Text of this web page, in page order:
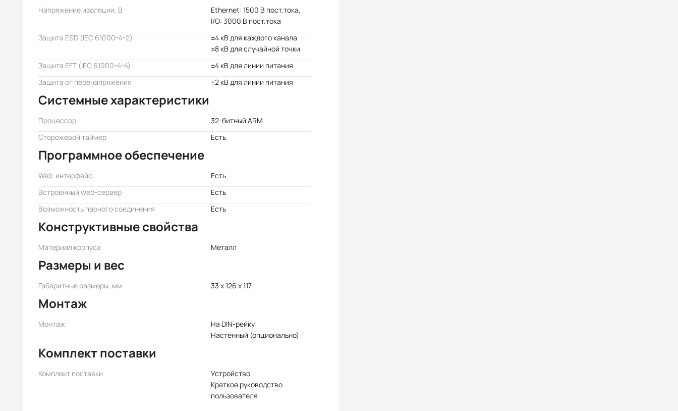
Напряжение изоляции, В
Ethernet: 1500 В пост.тока,
I/O: 3000 В пост.тока
Защита ESD (IEC 61000-4-2)
±4 кВ для каждого канала
±8 кВ для случайной точки
Защита EFT (IEC 61000-4-4)
±4 кВ для линии питания
Защита от перенапряжения
±2 кВ для линии питания
Системные характеристики
Процессор
32-битный ARM
Сторожевой таймер
Есть
Программное обеспечение
Web-интерфейс
Есть
Встроенный web-сервер
Есть
Возможность парного соединения
Есть
Конструктивные свойства
Материал корпуса Металл
Размеры и вес
Габаритные размеры, мм 33 x 126 x 117
Монтаж
Монтаж
На DIN-рейку
Настенный (опционально)
Комплект поставки
Комплект поставки
Устройство
Краткое руководство
пользователя